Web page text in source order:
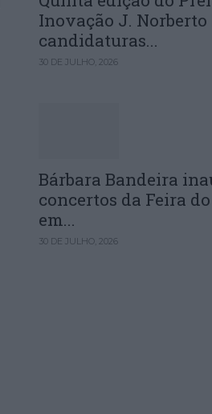
Inovação J. Norberto
candidaturas...
30 DE JULHO, 2026
Bárbara Bandeira
concertos da Feira
em...
30 DE JULHO, 2026